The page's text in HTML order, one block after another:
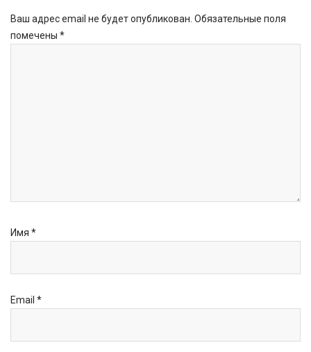
Ваш адрес email не будет опубликован. Обязательные поля
помечены *
Имя *
Email *